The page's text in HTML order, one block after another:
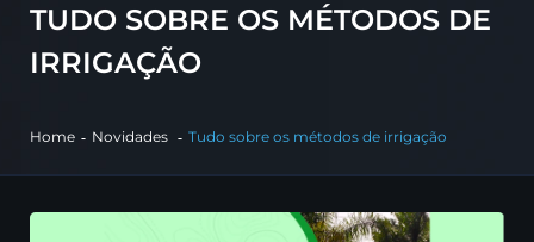
TUDO SOBRE OS MÉTODOS DE
IRRIGAÇÃO
Home Novidades Tudo sobre os métodos de irrigação